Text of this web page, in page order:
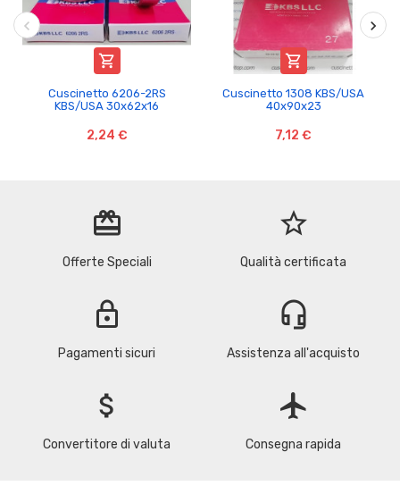

Cuscinetto 6206-2RS
KBS/USA 30x62x16
2,24 €

Cuscinetto 1308 KBS/USA
40x90x23
7,12 €
redeem
Offerte Speciali
star_border
Qualità certificata
lock
Pagamenti sicuri
headset_mic
Assistenza all'acquisto
attach_money
Convertitore di valuta
flight
Consegna rapida